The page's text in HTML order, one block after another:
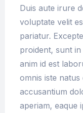
Duis aute irure
voluptate velit
pariatur.
proident, sunt
anim id est
omnis iste
accusantium
aperiam, eaque